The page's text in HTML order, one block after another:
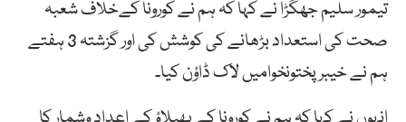
تیمور سلیم جھگڑا نے کہا کہ ہم نے کورونا کےخلاف شعبہ
صحت کی استعداد بڑھانے کی کوشش کی اور گزشتہ 3 ہفتے
ہم نے خیبرپختونخوامیں لاک ڈاؤن کیا۔